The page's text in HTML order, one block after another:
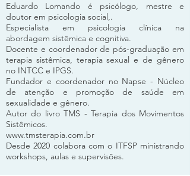
Eduardo Lomando é psicólogo, mestre e
doutor em psicologia social,.
Especialista em psicologia clínica na
abordagem sistêmica e cognitiva.
Docente e coordenador de pós-graduação em
terapia sistêmica, terapia sexual e de gênero
no INTCC e IPGS.
Fundador e coordenador no Napse - Núcleo
de atenção e promoção de saúde em
sexualidade e gênero.
Autor do livro TMS - Terapia dos Movimentos
Sistêmicos.
www.tmsterapia.com.br
Desde 2020 colabora com o ITFSP ministrando
workshops, aulas e supervisões.